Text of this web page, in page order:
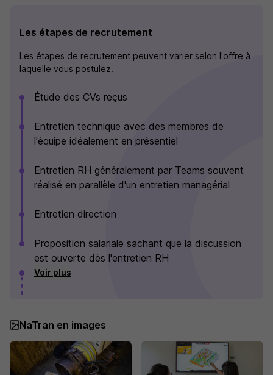
Les étapes de recrutement
Les étapes de recrutement peuvent varier selon l'offre à
laquelle vous postulez.
Étude des CVs reçus
Entretien technique avec des membres de
l'équipe idéalement en présentiel
Entretien RH généralement par Teams souvent
réalisé en parallèle d'un entretien managérial
Entretien direction
Proposition salariale sachant que la discussion
est ouverte dès l'entretien RH
Voir plus
NaTran en images